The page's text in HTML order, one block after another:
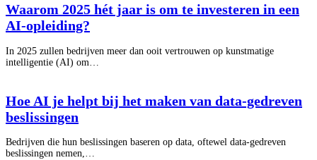
Waarom 2025 hét jaar is om te investeren in een
AI-opleiding?
In 2025 zullen bedrijven meer dan ooit vertrouwen op kunstmatige
intelligentie (AI) om…
Hoe AI je helpt bij het maken van data-gedreven
beslissingen
Bedrijven die hun beslissingen baseren op data, oftewel data-gedreven
beslissingen nemen,…